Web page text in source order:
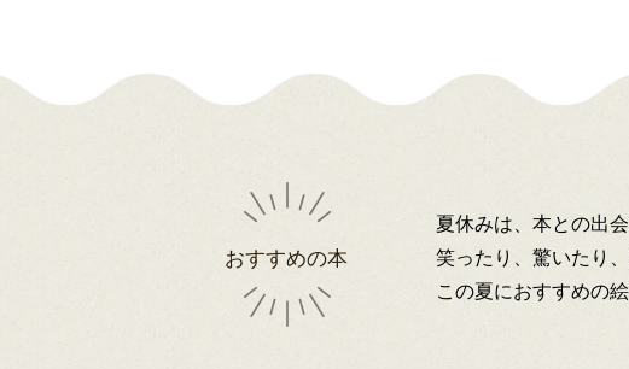
おすすめの本
夏休みは、本との出
笑ったり、驚いたり
この夏におすすめの